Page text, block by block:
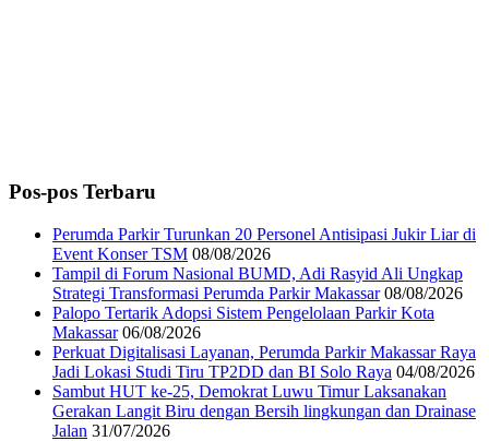
Pos-pos Terbaru
Perumda Parkir Turunkan 20 Personel Antisipasi Jukir Liar di
Event Konser TSM 08/08/2026
Tampil di Forum Nasional BUMD, Adi Rasyid Ali Ungkap
Strategi Transformasi Perumda Parkir Makassar 08/08/2026
Palopo Tertarik Adopsi Sistem Pengelolaan Parkir Kota
Makassar 06/08/2026
Perkuat Digitalisasi Layanan, Perumda Parkir Makassar Raya
Jadi Lokasi Studi Tiru TP2DD dan BI Solo Raya 04/08/2026
Sambut HUT ke-25, Demokrat Luwu Timur Laksanakan
Gerakan Langit Biru dengan Bersih lingkungan dan Drainase
Jalan 31/07/2026